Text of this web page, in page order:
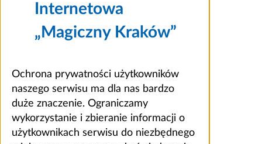
Internetowa
„Magiczny Kraków”
Ochrona prywatności użytkowników
naszego serwisu ma dla nas bardzo
duże znaczenie. Ograniczamy
wykorzystanie i zbieranie informacji o
użytkownikach serwisu do niezbędnego